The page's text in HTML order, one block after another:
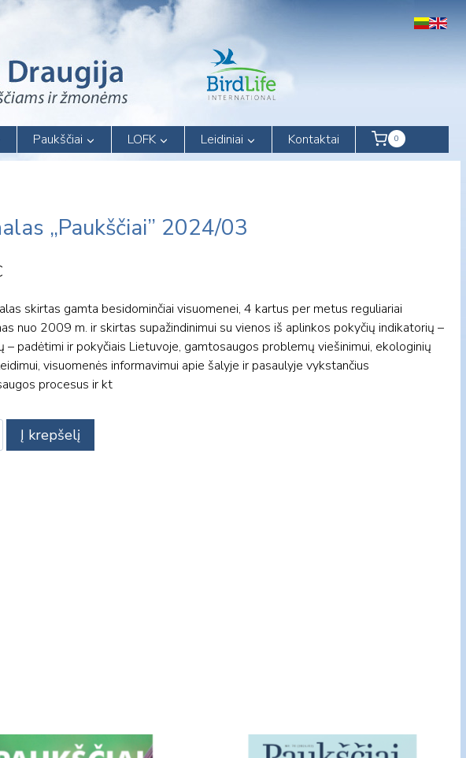
Paukščiai LOFK Leidiniai Kontaktai 0
„Paukščiai” 2024/03
skirtas gamta besidominčiai visuomenei, 4 kartus per metus reguliariai
nuo 2009 m. ir skirtas supažindinimui su vienos iš aplinkos pokyčių indikatorių –
– padėtimi ir pokyčiais Lietuvoje, gamtosaugos problemų viešinimui, ekologinių
visuomenės informavimui apie šalyje ir pasaulyje vykstančius
procesus ir kt
Į krepšelį